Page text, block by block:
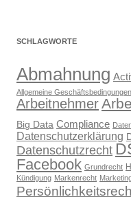
SCHLAGWORTE
Abmahnung
Allgemeine Geschäftsbedingungen
Arbeitnehmer
Big Data Compliance
Datenschutzerklärung
Datenschutzrecht
Facebook Grundrecht
Kündigung Markenrecht